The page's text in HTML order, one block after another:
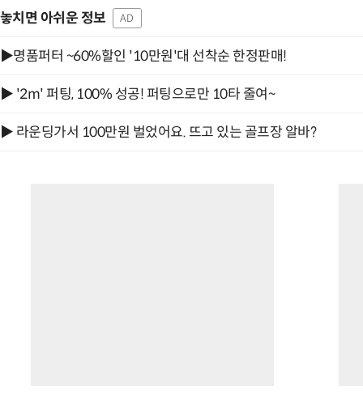
놓치면 아쉬운 정보 AD
▶명품퍼터 ~60%할인 '10만원'대 선착순 한정판매!
▶ '2m' 퍼팅, 100% 성공! 퍼팅으로만 10타 줄여~
▶ 라운딩가서 100만원 벌었어요. 뜨고 있는 골프장 알바?